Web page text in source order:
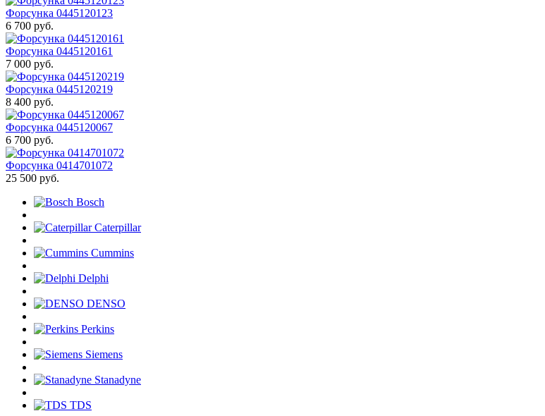
Форсунка 0445120123
6 700 руб.
Форсунка 0445120161
7 000 руб.
Форсунка 0445120219
8 400 руб.
Форсунка 0445120067
6 700 руб.
Форсунка 0414701072
25 500 руб.
Bosch
Caterpillar
Cummins
Delphi
DENSO
Perkins
Siemens
Stanadyne
TDS